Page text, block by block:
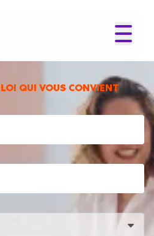
QUI VOUS CONVIENT